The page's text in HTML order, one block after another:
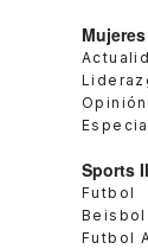
Mujeres
Opinión
Sports
Futbol
Beisbol
Futbol